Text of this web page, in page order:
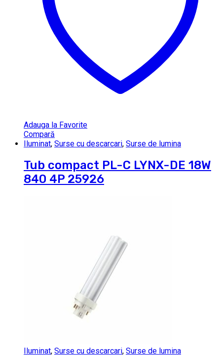
Adauga la Favorite
Compară
Iluminat, Surse cu descarcari, Surse de lumina
Tub compact PL-C LYNX-DE 18W
840 4P 25926
Iluminat, Surse cu descarcari, Surse de lumina